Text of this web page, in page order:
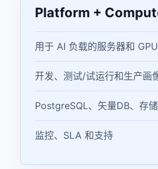
Platform +
用于 AI 负载的服务器和 GPU
开发、测试/试运行和生产画
PostgreSQL、矢量DB、存
监控、SLA 和支持